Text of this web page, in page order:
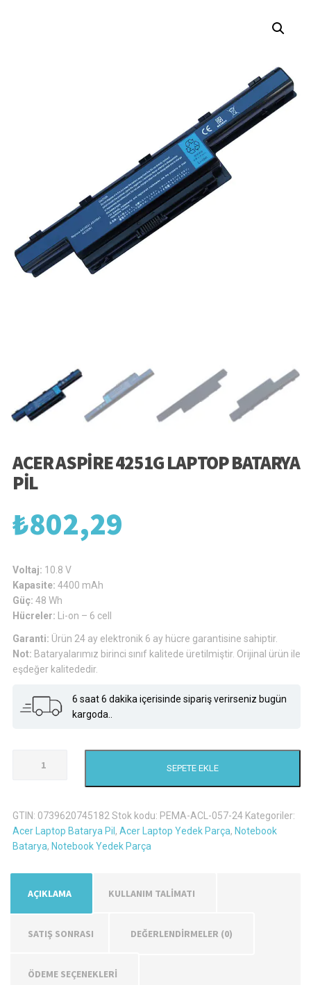
ACER ASPIRE 4251G LAPTOP BATARYA
PIL
₺802,29
Voltaj: 10.8 V
Kapasite: 4400 mAh
Güç: 48 Wh
Hücreler:
Li-on – 6 cell
Garanti: Ürün 24 ay elektronik 6 ay hücre garantisine sahiptir.
Not: Bataryalarımız birinci sınıf kalitede üretilmiştir. Orijinal ürün ile
eşdeğer kalitededir.
6 saat 6 dakika içerisinde sipariş verirseniz bugün
kargoda..
Batarya
Pil
adet
SEPETE EKLE
GTIN: 0739620745182 Stok kodu: PEMA-ACL-057-24 Kategoriler:
Acer Laptop Batarya Pil , Acer Laptop Yedek Parça, Notebook
Batarya, Notebook Yedek Parça
AÇIKLAMA KULLANIM TALİMATI
SATIŞ SONRASI DEĞERLENDIRMELER (0)
ÖDEME SEÇENEKLERİ